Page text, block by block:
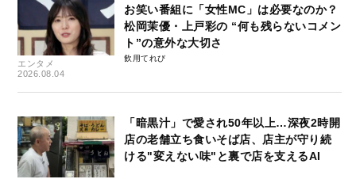
エンタメ
2026.08.04
お笑い番組に「女性MC」は必要なのか？
松岡茉優・上戸彩の “何も残らないコメン
ト”の意外な大切さ
飲用てれび
「暗黒汁」で愛され50年以上…深夜2時開
店の老舗立ち食いそば店、店主が守り続
ける"変えない味"と裏で店を支えるAI